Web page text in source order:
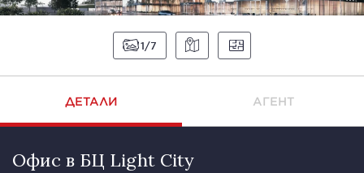
1 7
ДЕТАЛИ АГЕНТ
Офис в БЦ Light City